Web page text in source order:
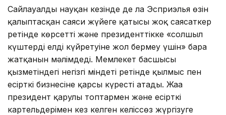
Сайлауалды науқан кезінде де ла Эсприэлья өзін
қалыптасқан саяси жүйеге қатысы жоқ саясаткер
ретінде көрсетті және президенттікке «солшыл
күштердің елді күйретуіне жол бермеу үшін» бара
жатқанын мәлімдеді. Мемлекет басшысы
қызметіндегі негізгі міндеті ретінде қылмыс пен
есірткі бизнесіне қарсы күресті атады. Жаңа
президент қарулы топтармен және есірткі
картельдерімен кез келген келіссөз жүргізуге